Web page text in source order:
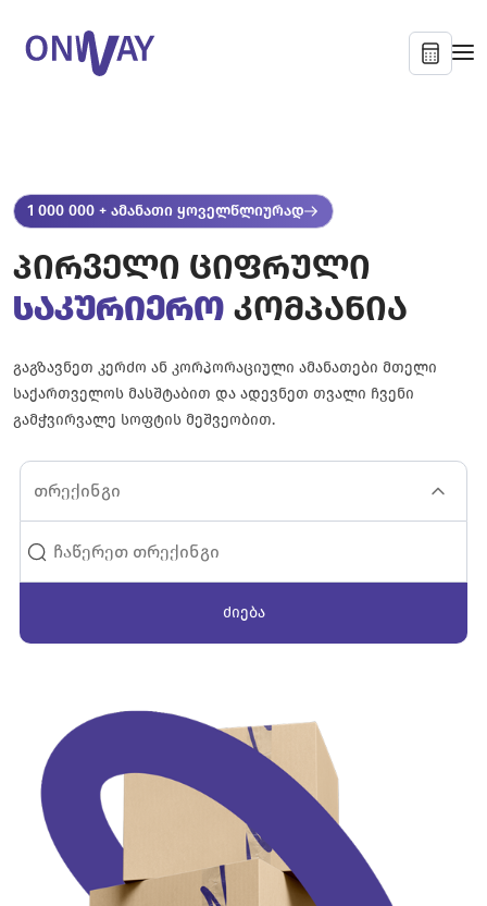
1 000 000 + ამანათი ყოველწლიურად
პირველი ციფრული
საკურიერო კომპანია
გაგზავნეთ კერძო ან კორპორაციული ამანათები მთელი
საქართველოს მასშტაბით და ადევნეთ თვალი ჩვენი
გამჭვირვალე სოფტის მეშვეობით.
თრექინგი
ძიება